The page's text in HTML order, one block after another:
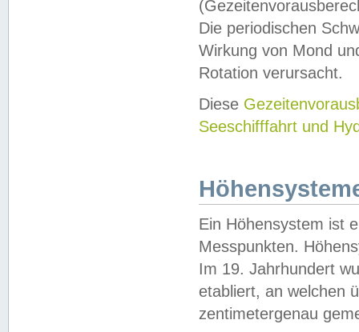
Die periodischen
Wirkung von Mond
Rotation verursacht.
Diese
Seeschifffahrt und
Ein Höhensystem ist
Messpunkten.
Im 19. Jahrhundert
etabliert, an welchen
zentimetergenau